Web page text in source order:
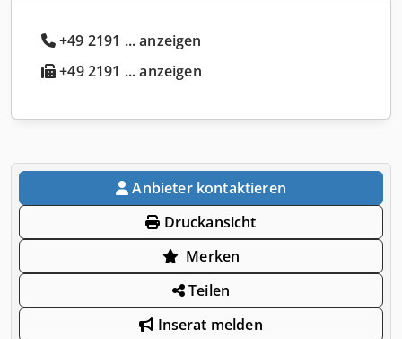
+49 2191 ... anzeigen
+49 2191 ... anzeigen
Anbieter kontaktieren
Druckansicht
Merken
Teilen
Inserat melden